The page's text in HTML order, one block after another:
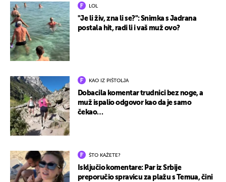
LOL
"Je li živ, zna li se?": Snimka s Jadrana
postala hit, radi li i vaš muž ovo?
KAO IZ PIŠTOLJA
Dobacila komentar trudnici bez noge, a
muž ispalio odgovor kao da je samo
čekao…
ŠTO KAŽETE?
Isključio komentare: Par iz Srbije
preporučio spravicu za plažu s Temua, čini